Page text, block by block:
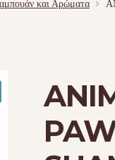
και Αρώματα